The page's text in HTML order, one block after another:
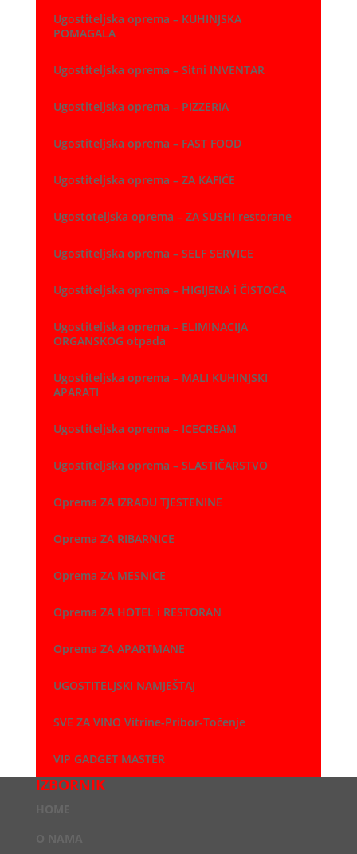
Ugostiteljska oprema – KUHINJSKA
POMAGALA
Ugostiteljska oprema – Sitni INVENTAR
Ugostiteljska oprema – PIZZERIA
Ugostiteljska oprema – FAST FOOD
Ugostiteljska oprema – ZA KAFIĆE
Ugostoteljska oprema – ZA SUSHI restorane
Ugostiteljska oprema – SELF SERVICE
Ugostiteljska oprema – HIGIJENA i ČISTOĆA
Ugostiteljska oprema – ELIMINACIJA
ORGANSKOG otpada
Ugostiteljska oprema – MALI KUHINJSKI
APARATI
Ugostiteljska oprema – ICECREAM
Ugostiteljska oprema – SLASTIČARSTVO
Oprema ZA IZRADU TJESTENINE
Oprema ZA RIBARNICE
Oprema ZA MESNICE
Oprema ZA HOTEL i RESTORAN
Oprema ZA APARTMANE
UGOSTITELJSKI NAMJEŠTAJ
SVE ZA VINO Vitrine-Pribor-Točenje
VIP GADGET MASTER
IZBORNIK